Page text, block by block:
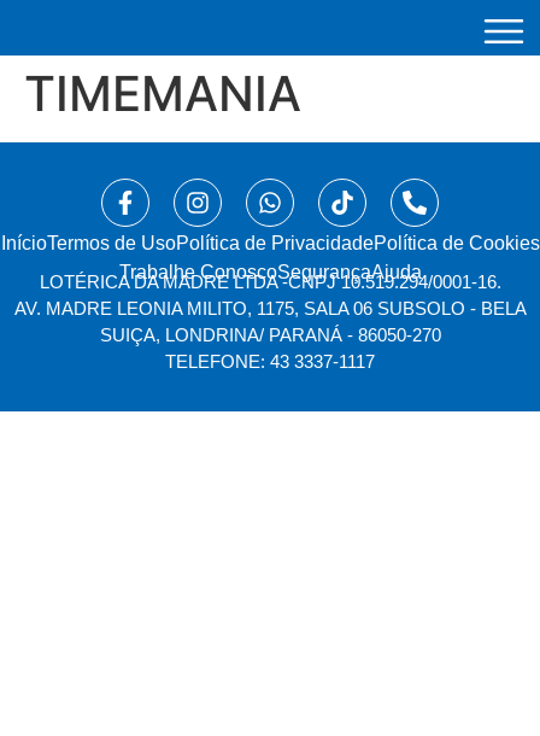
TIMEMANIA
Início⁠Termos de UsoPolítica de PrivacidadePolítica de Cookies
Trabalhe ConoscoSegurançaAjuda
LOTÉRICA DA MADRE LTDA -CNPJ 10.519.294/0001-16.
AV. MADRE LEONIA MILITO, 1175, SALA 06 SUBSOLO - BELA
SUIÇA, LONDRINA/ PARANÁ - 86050-270
TELEFONE: 43 3337-1117